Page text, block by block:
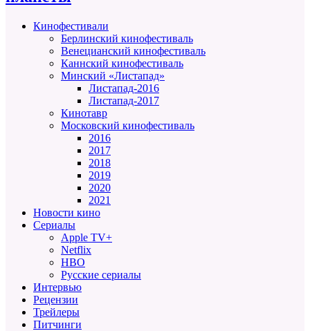
Кинофестивали
Берлинский кинофестиваль
Венецианский кинофестиваль
Каннский кинофестиваль
Минский «Листапад»
Листапад-2016
Листапад-2017
Кинотавр
Московский кинофестиваль
2016
2017
2018
2019
2020
2021
Новости кино
Сериалы
Apple TV+
Netflix
HBO
Русские сериалы
Интервью
Рецензии
Трейлеры
Питчинги